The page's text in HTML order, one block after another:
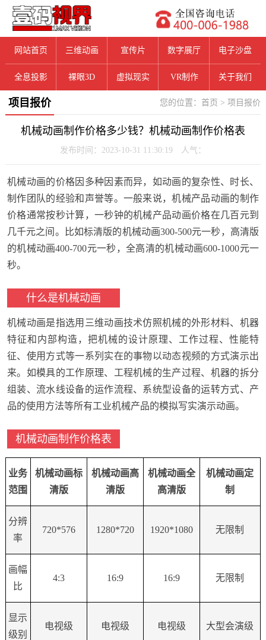
网站首页 三维动画 宣传片 数字展厅 电子沙盘
全息投影 裸眼3D 虚拟现实 VR制作 关于我们
您的位置： 首页 >项目报价
项目报价
机械动画制作价格多少钱？机械动画制作价格表
发布时间：2023-10-31 11:30:19 人气：
机械动画的价格因多种因素而异，如动画的复杂性、时长、
制作团队的经验和声誉等。一般来说，机械产品动画的制作
价格通常按秒计算，一秒钟的机械产品动画价格在几百元到
几千元之间。比如标清版的机械动画300-500元一秒，高清版
的机械动画400-700元一秒，全高清的机械动画600-1000元一
秒。
什么是机械动画
机械动画是指选用三维动画技术仿照机械的外形材料、机器
特征和内部构造，把机械的设计原理、工作过程、性能特
征、使用方式等一系列实在的事物以动态视频的方式演示出
来。如模具的工作原理、工程机械的生产过程、机器的拆分
组装、流水线设备的运作流程、系统型设备的运转方式、产
品的使用方法等所有工业机械产品的模拟写实演示动画。
机械动画制作价格表
业务
范围
机械动画标
清版
机械动画高
清版
机械动画全
高清版
机械动画定
制
分辨
率
720*576 1280*720 1920*1080 无限制
画幅
比
4:3 16:9 16:9 无限制
显示
级别
电视级 电视级 电视级 大型会演级